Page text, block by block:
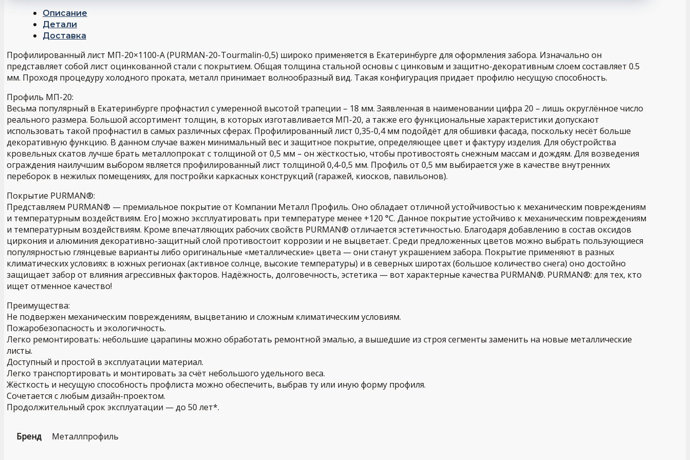
Описание
Детали
Доставка
Профилированный лист МП-20×1100-A (PURMAN-20-Tourmalin-0,5) широко применяется в Екатеринбурге для оформления забора. Изначально он
представляет собой лист оцинкованной стали с покрытием. Общая толщина стальной основы с цинковым и защитно-декоративным слоем составляет 0.5
мм. Проходя процедуру холодного проката, металл принимает волнообразный вид. Такая конфигурация придает профилю несущую способность.
Профиль МП-20:
Весьма популярный в Екатеринбурге профнастил с умеренной высотой трапеции – 18 мм. Заявленная в наименовании цифра 20 – лишь округлённое число
реального размера. Большой ассортимент толщин, в которых изготавливается МП-20, а также его функциональные характеристики допускают
использовать такой профнастил в самых различных сферах. Профилированный лист 0,35-0,4 мм подойдёт для обшивки фасада, поскольку несёт больше
декоративную функцию. В данном случае важен минимальный вес и защитное покрытие, определяющее цвет и фактуру изделия. Для обустройства
кровельных скатов лучше брать металлопрокат с толщиной от 0,5 мм – он жёсткостью, чтобы противостоять снежным массам и дождям. Для возведения
ограждения наилучшим выбором является профилированный лист толщиной 0,4-0,5 мм. Профиль от 0,5 мм выбирается уже в качестве внутренних
переборок в нежилых помещениях, для постройки каркасных конструкций (гаражей, киосков, павильонов).
Покрытие PURMAN®:
Представляем PURMAN® — премиальное покрытие от Компании Металл Профиль. Оно обладает отличной устойчивостью к механическим повреждениям
и температурным воздействиям. Его|можно эксплуатировать при температуре менее +120 °С. Данное покрытие устойчиво к механическим повреждениям
и температурным воздействиям. Кроме впечатляющих рабочих свойств PURMAN® отличается эстетичностью. Благодаря добавлению в состав оксидов
циркония и алюминия декоративно-защитный слой противостоит коррозии и не выцветает. Среди предложенных цветов можно выбрать пользующиеся
популярностью глянцевые варианты либо оригинальные «металлические» цвета — они станут украшением забора. Покрытие применяют в разных
климатических условиях: в южных регионах (активное солнце, высокие температуры) и в северных широтах (большое количество снега) оно достойно
защищает забор от влияния агрессивных факторов. Надёжность, долговечность, эстетика — вот характерные качества PURMAN®. PURMAN®: для тех, кто
ищет отменное качество!
Преимущества:
Не подвержен механическим повреждениям, выцветанию и сложным климатическим условиям.
Пожаробезопасность и экологичность.
Легко ремонтировать: небольшие царапины можно обработать ремонтной эмалью, а вышедшие из строя сегменты заменить на новые металлические
листы.
Доступный и простой в эксплуатации материал.
Легко транспортировать и монтировать за счёт небольшого удельного веса.
Жёсткость и несущую способность профлиста можно обеспечить, выбрав ту или иную форму профиля.
Сочетается с любым дизайн-проектом.
Продолжительный срок эксплуатации — до 50 лет*.
Бренд Металлпрофиль